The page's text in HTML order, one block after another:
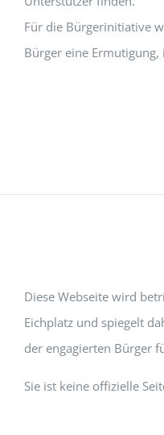
Für die Bürgerinitiative
Bürger eine
Diese Webseite wird
Eichplatz und spiegelt
der engagierten Bürger
Sie ist keine offizielle